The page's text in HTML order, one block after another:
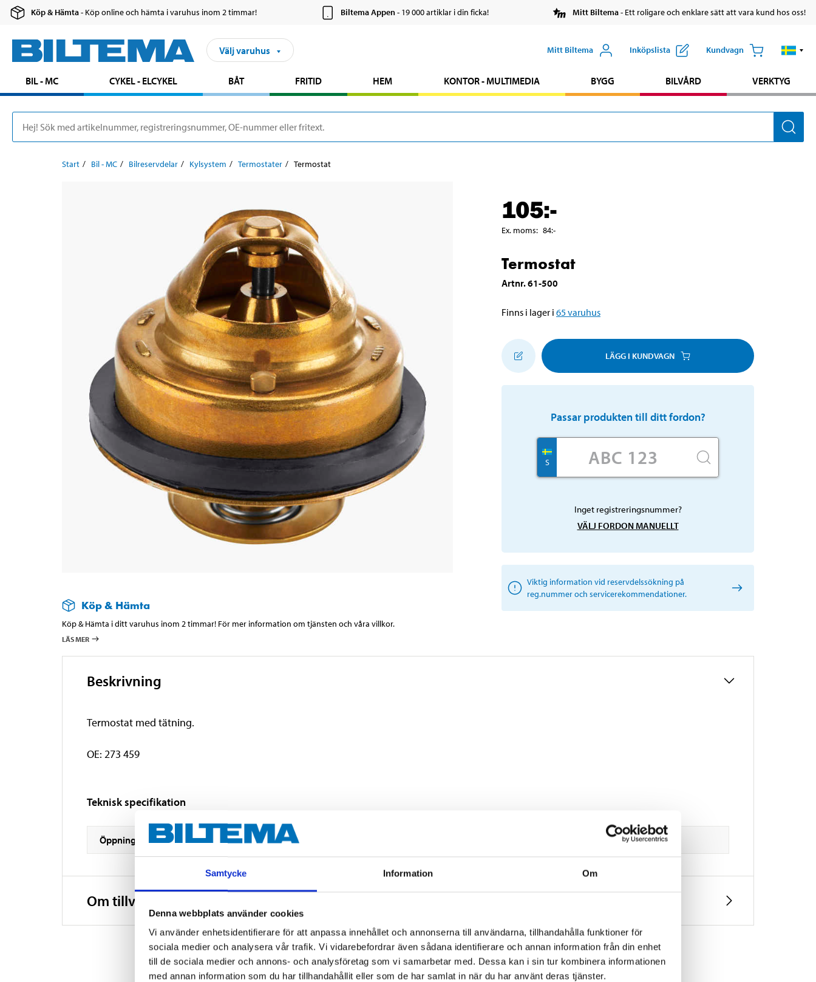
Samtycke Information Om
Denna webbplats använder cookies
Vi använder enhetsidentifierare för att anpassa innehållet och annonserna till användarna, tillhandahålla funktioner för
sociala medier och analysera vår trafik. Vi vidarebefordrar även sådana identifierare och annan information från din enhet
till de sociala medier och annons- och analysföretag som vi samarbetar med. Dessa kan i sin tur kombinera informationen
med annan information som du har tillhandahållit eller som de har samlat in när du har använt deras tjänster.
Köp & Hämta- Köp online och hämta i varuhus inom 2 timmar! Biltema Appen- 19 000 artiklar i din ficka! Mitt Biltema- Ett roligare och enklare sätt att vara kund hos oss!
Välj varuhus Mitt Biltema Inköpslista Kundvagn
BIL - MC CYKEL - ELCYKEL BÅT FRITID HEM KONTOR - MULTIMEDIA BYGG BILVÅRD VERKTYG
Start Bil - MC Bilreservdelar Kylsystem Termostater Termostat
Köp & Hämta
Köp & Hämta i ditt varuhus inom 2 timmar! För mer information om tjänsten och våra villkor.
LÄS MER
105:-
Ex. moms: 84:-
Termostat
Artnr.61-500
Finns i lager i 65varuhus
LÄGG I KUNDVAGN
Passar produkten till ditt fordon?
S
Inget registreringsnummer?
VÄLJ FORDON MANUELLT
Viktig information vid reservdelssökning på
reg.nummer och servicerekommendationer.
Beskrivning
Termostat med tätning.
OE: 273 459
Teknisk specifikation
Öppningstemperatur
Om tillverkaren
Andra kunder köpte också